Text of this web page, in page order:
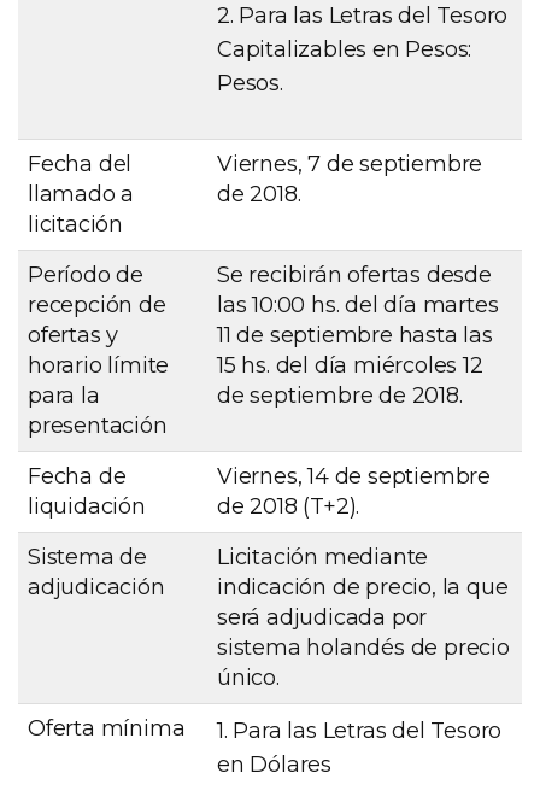
2. Para las Letras del Tesoro
Capitalizables en Pesos:
Pesos.
Fecha del
llamado a
licitación
Viernes, 7 de septiembre
de 2018.
Período de
recepción de
ofertas y
horario límite
para la
presentación
Se recibirán ofertas desde
las 10:00 hs. del día martes
11 de septiembre hasta las
15 hs. del día miércoles 12
de septiembre de 2018.
Fecha de
liquidación
Viernes, 14 de septiembre
de 2018 (T+2).
Sistema de
adjudicación
Licitación mediante
indicación de precio, la que
será adjudicada por
sistema holandés de precio
único.
Oferta mínima
1. Para las Letras del Tesoro
en Dólares